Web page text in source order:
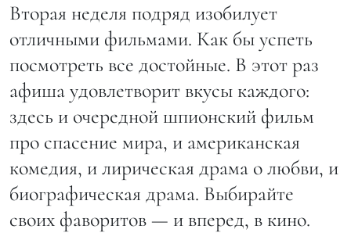
Вторая неделя подряд изобилует
отличными фильмами. Как бы успеть
посмотреть все достойные. В этот раз
афиша удовлетворит вкусы каждого:
здесь и очередной шпионский фильм
про спасение мира, и американская
комедия, и лирическая драма о любви, и
биографическая драма. Выбирайте
своих фаворитов — и вперед, в кино.